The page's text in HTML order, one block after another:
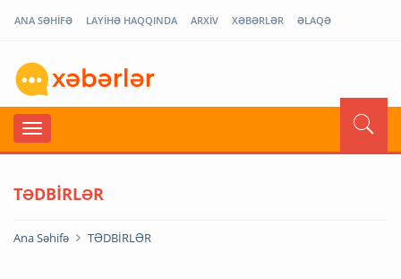
ANA SƏHİFƏ LAYİHƏ HAQQINDA ARXİV XƏBƏRLƏR ƏLAQƏ
TƏDBİRLƏR
Ana Səhifə TƏDBİRLƏR